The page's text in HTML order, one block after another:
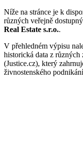
Níže na stránce je k
různých veřejně
Real Estate s.r.o..
V přehledném výpisu
historická data z
(Justice.cz), který
živnostenského